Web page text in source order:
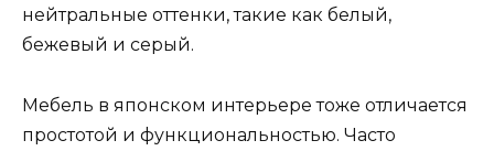
нейтральные оттенки, такие как белый,
бежевый и серый.
Мебель в японском интерьере тоже отличается
простотой и функциональностью. Часто